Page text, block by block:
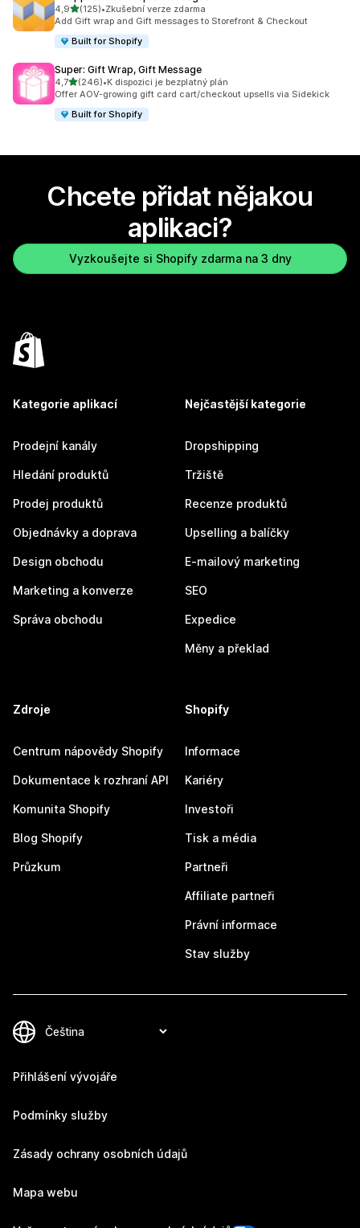
4,9z 5 hvězd
(125)
Celkový počet recenzí: 125
•Zkušební verze zdarma
Add Gift wrap and Gift messages to Storefront & Checkout
Built for Shopify
Super: Gift Wrap, Gift Message
4,7z 5 hvězd
(246)
Celkový počet recenzí: 246
•K dispozici je bezplatný plán
Offer AOV-growing gift card cart/checkout upsells via Sidekick
Built for Shopify
Chcete přidat nějakou
aplikaci?
Vyzkoušejte si Shopify zdarma na 3 dny
Kategorie aplikací
Prodejní kanály
Hledání produktů
Prodej produktů
Objednávky a doprava
Design obchodu
Marketing a konverze
Správa obchodu
Nejčastější kategorie
Dropshipping
Tržiště
Recenze produktů
Upselling a balíčky
E-mailový marketing
SEO
Expedice
Měny a překlad
Zdroje
Centrum nápovědy Shopify
Dokumentace k rozhraní API
Komunita Shopify
Blog Shopify
Průzkum
Shopify
Informace
Kariéry
Investoři
Tisk a média
Partneři
Affiliate partneři
Právní informace
Stav služby
Přihlášení vývojáře
Podmínky služby
Zásady ochrany osobních údajů
Mapa webu